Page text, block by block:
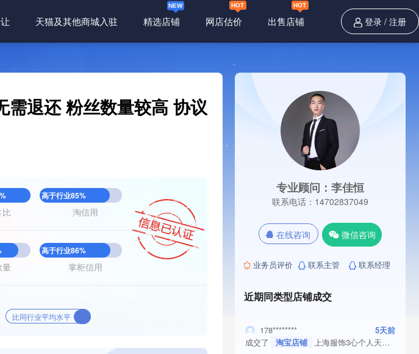
天猫及其他商城入驻 精选店铺 网店估价 出售店铺 登录 / 注册
需退还 粉丝数量较高 协议
比
高于行业85%
淘信用
量
高于行业86%
掌柜信用
比同行业平均水平
专业顾问：李佳恒
联系电话：14702837049
在线咨询 微信咨询
业务员评价 联系主管 联系经理
近期同类型店铺成交
178********
5天前
成交了
淘宝店铺 上海服饰3心个人天猫店铺转让/出售 纯实体交易 满足协议变更